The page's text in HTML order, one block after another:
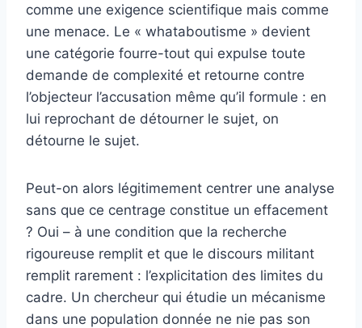
comme une exigence scientifique mais comme
une menace. Le « whataboutisme » devient
une catégorie fourre-tout qui expulse toute
demande de complexité et retourne contre
l’objecteur l’accusation même qu’il formule : en
lui reprochant de détourner le sujet, on
détourne le sujet.
Peut-on alors légitimement centrer une analyse
sans que ce centrage constitue un effacement
? Oui – à une condition que la recherche
rigoureuse remplit et que le discours militant
remplit rarement : l’explicitation des limites du
cadre. Un chercheur qui étudie un mécanisme
dans une population donnée ne nie pas son